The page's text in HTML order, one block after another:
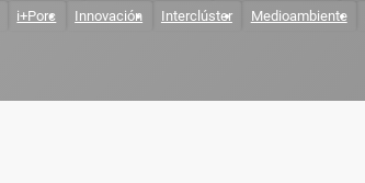
i+Porc Innovación Interclúster Medioambiente